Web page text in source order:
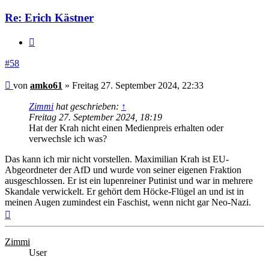
Re: Erich Kästner
#58
Beitrag
von amko61 » Freitag 27. September 2024, 22:33
Zimmi hat geschrieben: ↑
Freitag 27. September 2024, 18:19
Hat der Krah nicht einen Medienpreis erhalten oder
verwechsle ich was?
Das kann ich mir nicht vorstellen. Maximilian Krah ist EU-
Abgeordneter der AfD und wurde von seiner eigenen Fraktion
ausgeschlossen. Er ist ein lupenreiner Putinist und war in mehrere
Skandale verwickelt. Er gehört dem Höcke-Flügel an und ist in
meinen Augen zumindest ein Faschist, wenn nicht gar Neo-Nazi.
Zimmi
User